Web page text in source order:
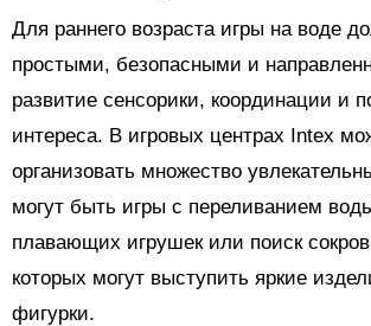
Для раннего возраста игры на воде
простыми, безопасными и
развитие сенсорики, координации и
интереса. В игровых центрах Intex
организовать множество
могут быть игры с переливанием
плавающих игрушек или поиск
которых могут выступить яркие
фигурки.